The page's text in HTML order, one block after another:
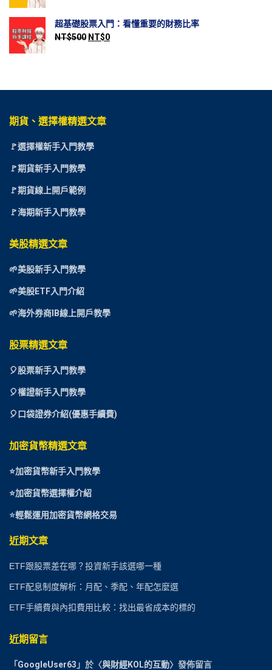
超基礎股票入門：看懂重要的財務比率
NT$500 NT$0
期貨、選擇權精選文章
🚩選擇權新手入門教學
🚩期貨新手入門教學
🚩期貨線上開戶範例
🚩海期新手入門教學
美股精選文章
🌱美股新手入門教學
🌱美股ETF入門介紹
🌱海外券商IB線上開戶教學
股票精選文章
🎈股票新手入門教學
🎈權證新手入門教學
🎈口袋證券介紹(優惠手續費)
加密貨幣精選文章
⭐加密貨幣新手入門教學
⭐加密貨幣選擇權介紹
⭐輕鬆運用加密貨幣網格交易
近期文章
ETF跟股票差在哪？投資新手該選哪一種
ETF配息制度解析：月配、季配、年配怎麼選
ETF手續費與內扣費用比較：找出最省成本的標的
近期留言
「GoogleUser63 」於〈與財經KOL的互動〉發佈留言